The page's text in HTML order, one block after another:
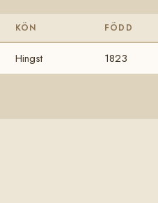
KÖN FÖDD
Hingst 1823